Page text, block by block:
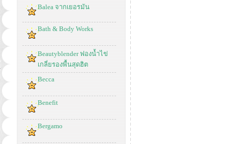
Balea จากเยอรมัน
Bath & Body Works
Beautyblender ฟองน้ำไข่
เกลี่ยรองพื้นสุดฮิต
Becca
Benefit
Bergamo